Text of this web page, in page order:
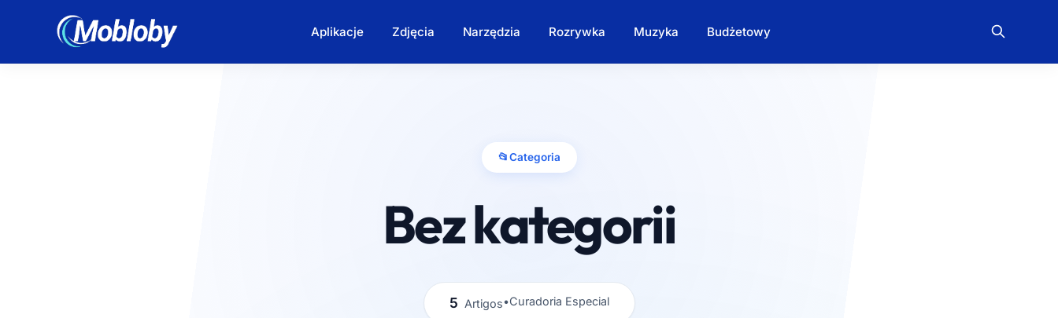
Aplikacje Zdjęcia Narzędzia Rozrywka Muzyka Budżetowy
📂Categoria
Bez kategorii
5 Artigos•Curadoria Especial